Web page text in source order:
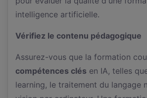
intelligence artificielle.
Vérifiez le contenu pédagogique
Assurez-vous que la formation
compétences clés en IA, telles
learning, le traitement du langage